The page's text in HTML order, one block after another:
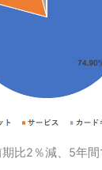
比2％減、5年間